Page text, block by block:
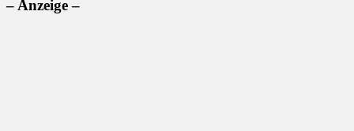
– Anzeige –